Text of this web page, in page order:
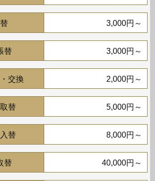
3,000円～
替 3,000円～
交換 2,000円～
替 5,000円～
替 8,000円～
替 40,000円～